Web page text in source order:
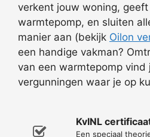
verkent jouw woning,
warmtepomp, en sluiten
manier aan (bekijk Oilon
een handige vakman?
van een warmtepomp vind
vergunningen waar je op
KvINL
Een speciaal